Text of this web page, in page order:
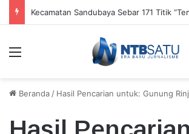
Menu
Beranda / Hasil Pencarian untuk: Gunung